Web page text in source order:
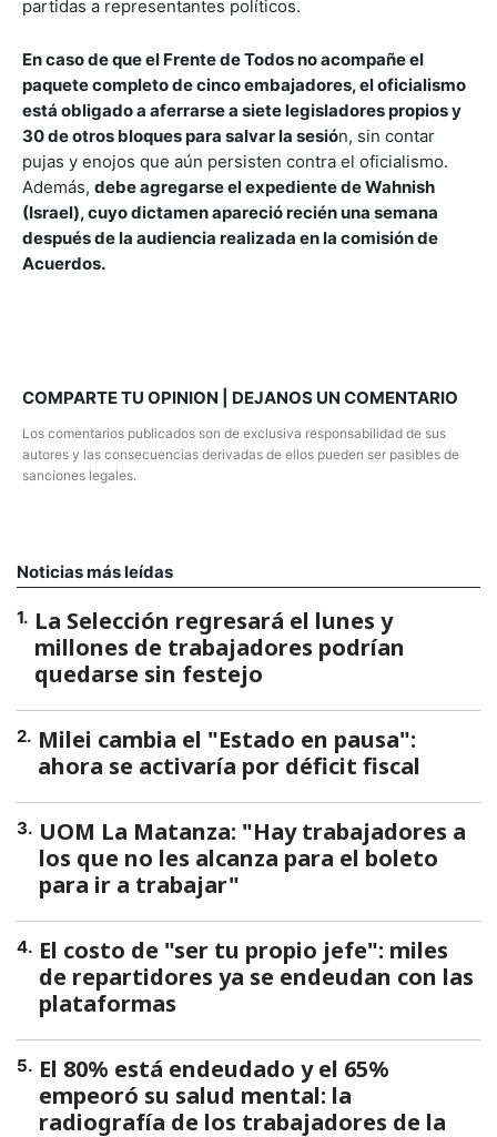
partidas a representantes políticos.
En caso de que el Frente de Todos no acompañe el
paquete completo de cinco embajadores, el oficialismo
está obligado a aferrarse a siete legisladores propios y
30 de otros bloques para salvar la sesión, sin contar
pujas y enojos que aún persisten contra el oficialismo.
Además, debe agregarse el expediente de Wahnish
(Israel), cuyo dictamen apareció recién una semana
después de la audiencia realizada en la comisión de
Acuerdos.
COMPARTE TU OPINION | DEJANOS UN COMENTARIO
Los comentarios publicados son de exclusiva responsabilidad de sus
autores y las consecuencias derivadas de ellos pueden ser pasibles de
sanciones legales.
Noticias más leídas
1. La Selección regresará el lunes y
millones de trabajadores podrían
quedarse sin festejo
2. Milei cambia el "Estado en pausa":
ahora se activaría por déficit fiscal
3. UOM La Matanza: "Hay trabajadores a
los que no les alcanza para el boleto
para ir a trabajar"
4. El costo de "ser tu propio jefe": miles
de repartidores ya se endeudan con las
plataformas
5. El 80% está endeudado y el 65%
empeoró su salud mental: la
radiografía de los trabajadores de la